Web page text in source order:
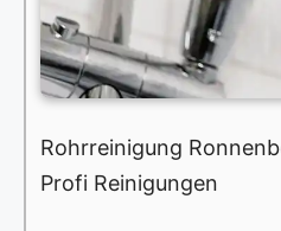
Rohrreinigung
Profi Reinigungen